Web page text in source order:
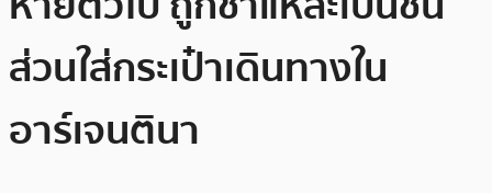
ส่วนใส่กระเป๋าเดินทางใน
อาร์เจนตินา